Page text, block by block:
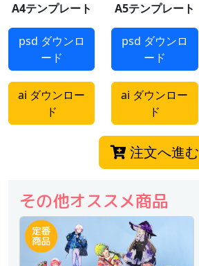
A4テンプレート
psd ダウンロ
ード
ai ダウンロー
ド
A5テンプレート
psd ダウンロ
ード
ai ダウンロー
ド
注文へ進む
その他オススメ商品